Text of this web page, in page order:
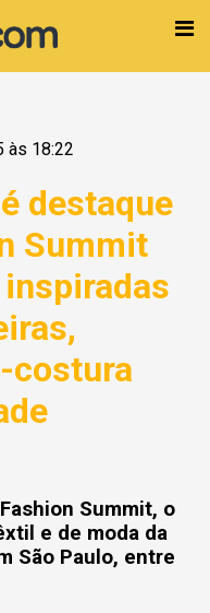
às 18:22
destaque
Summit
costura
Summit, o
e de moda da
São Paulo, entre